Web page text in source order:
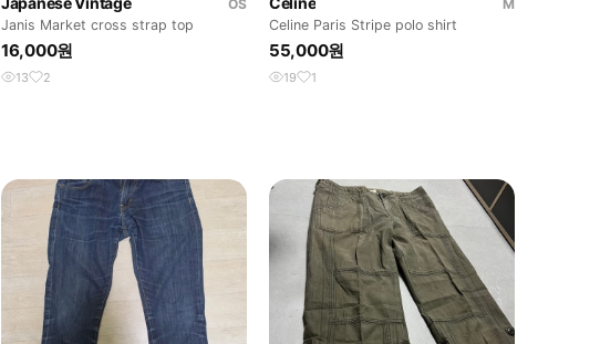
OS
Janis Market cross strap top
16,000원
13 2
M
Celine Paris Stripe polo shirt
55,000원
19 1